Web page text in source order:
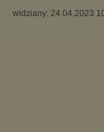
widziany: 24.04.2023